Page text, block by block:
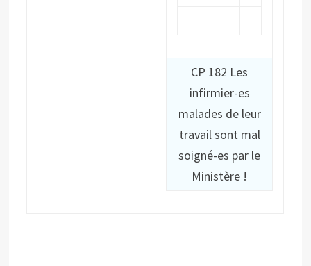
CP 182 Les
infirmier-es
malades de leur
travail sont mal
soigné-es par le
Ministère !